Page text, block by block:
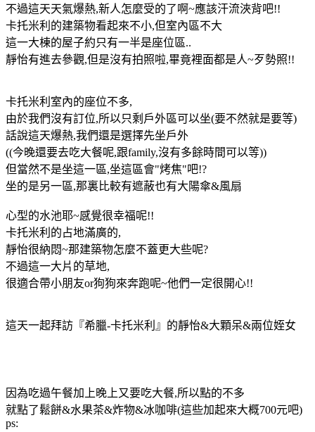
不過這天天氣爆熱,新人怎麼受的了啊~應該汗流浹背吧!!
卡托米利的建築物看起來不小,但室內區不大
這一大棟的屋子約只有一半是座位區..
靜怡有進去參觀,但是沒有拍照啦,畢竟裡面都是人~歹勢照!!
卡托米利室內的座位不多,
由於我們沒有訂位,所以只剩戶外區可以坐(要不然就是要等)
話說這天爆熱,我們還是選擇先坐戶外
((今晚還要去吃大餐呢,跟family,沒有多餘時間可以等))
但當然不是坐這一區,坐這區會"烤焦"吧!?
坐的是另一區,那裏比較有遮蔽也有大陽傘&風扇
心型的水池耶~感覺很幸福呢!!
卡托米利的占地滿廣的,
靜怡很納悶~那建築物怎麼不蓋更大些呢?
不過這一大片的草地,
很適合帶小朋友or狗狗來奔跑呢~他們一定很開心!!
這天一起拜訪『希臘-卡托米利』的靜怡&大顆呆&兩位姪女
因為吃過午餐加上晚上又要吃大餐,所以點的不多
就點了鬆餅&水果茶&炸物&冰咖啡(這些加起來大概700元吧)
ps: